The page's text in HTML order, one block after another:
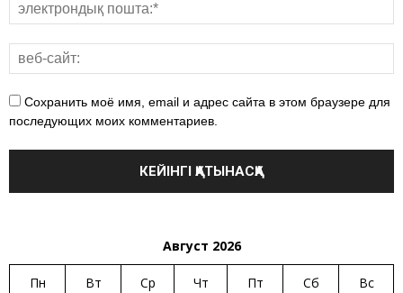
Сохранить моё имя, email и адрес сайта в этом браузере для
последующих моих комментариев.
Август 2026
Пн Вт Ср Чт Пт Сб Вс